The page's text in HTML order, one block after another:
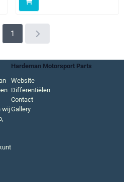
1
Hardeman Motorsport Parts
wij
kunt
Website
Differentiëlen
Contact
Gallery